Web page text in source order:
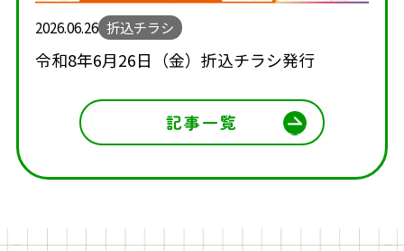
2026.06.26 折込チラシ
令和8年6月26日（金）折込チラシ発行
記事一覧